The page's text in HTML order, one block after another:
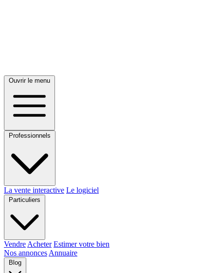
Ouvrir le menu
Professionnels
La vente interactive Le logiciel
Particuliers
Vendre Acheter Estimer votre bien
Nos annonces Annuaire
Blog